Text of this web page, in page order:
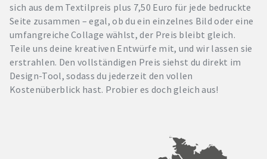
sich aus dem Textilpreis plus 7,50 Euro für jede bedruckte
Seite zusammen – egal, ob du ein einzelnes Bild oder eine
umfangreiche Collage wählst, der Preis bleibt gleich.
Teile uns deine kreativen Entwürfe mit, und wir lassen sie
erstrahlen. Den vollständigen Preis siehst du direkt im
Design-Tool, sodass du jederzeit den vollen
Kostenüberblick hast. Probier es doch gleich aus!